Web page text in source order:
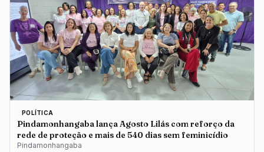
POLÍTICA
Pindamonhangaba lança Agosto Lilás com reforço da
rede de proteção e mais de 540 dias sem feminicídio
Pindamonhangaba